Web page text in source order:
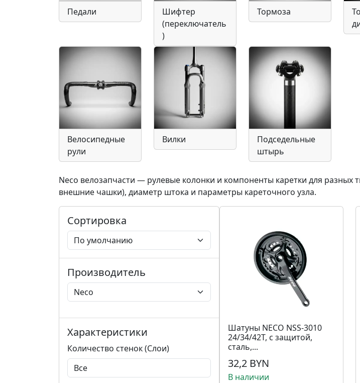
Педали
Шифтер
(переключатель
)
Тормоза
Велосипедные
рули
Вилки
Подседельные
штырь
Neco велозапчасти — рулевые колонки и компоненты каретки для разных
внешние чашки), диаметр штока и параметры кареточного узла.
Сортировка
Производитель
Характеристики
Количество стенок (Слои)
Шатуны NECO NSS-3010
24/34/42T, с защитой,
сталь,...
32,2 BYN
В наличии